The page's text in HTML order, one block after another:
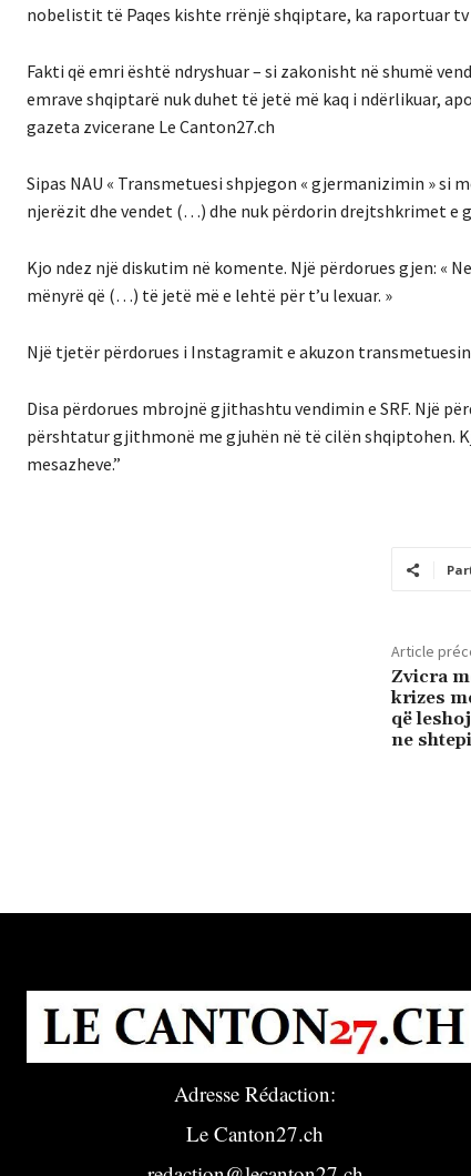
nobelistit të Paqes kishte rrënjë shqiptare, ka raportuar tv
Fakti që emri është ndryshuar – si zakonisht në shumë
emrave shqiptarë nuk duhet të jetë më kaq i ndërlikuar,
gazeta zvicerane Le Canton27.ch
Sipas NAU « Transmetuesi shpjegon « gjermanizimin » si
njerëzit dhe vendet (…) dhe nuk përdorin drejtshkrimet e
Kjo ndez një diskutim në komente. Një përdorues gjen: «
mënyrë që (…) të jetë më e lehtë për t’u lexuar. »
Një tjetër përdorues i Instagramit e akuzon
Disa përdorues mbrojnë gjithashtu vendimin e SRF. Një
përshtatur gjithmonë me gjuhën në të cilën shqiptohen.
mesazheve.”
Article
Zvicra
krizes
që
ne
Adresse Rédaction:
Le Canton27.ch